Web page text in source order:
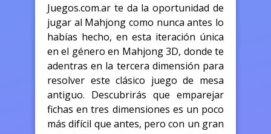
Juegos.com.ar te da la oportunidad de
jugar al Mahjong como nunca antes lo
habías hecho, en esta iteración única
en el género en Mahjong 3D, donde te
adentras en la tercera dimensión para
resolver este clásico juego de mesa
antiguo. Descubrirás que emparejar
fichas en tres dimensiones es un poco
más difícil que antes, pero con un gran